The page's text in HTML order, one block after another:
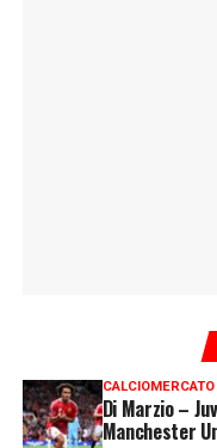
CALCIOMERCATO
Di Marzio –
Manchester